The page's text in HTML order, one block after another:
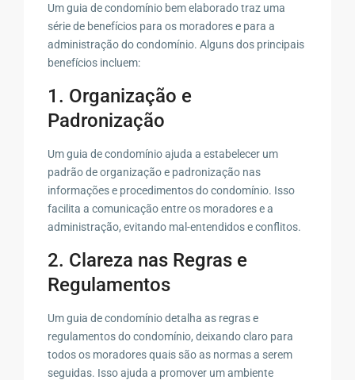
Um guia de condomínio bem elaborado traz uma
série de benefícios para os moradores e para a
administração do condomínio. Alguns dos principais
benefícios incluem:
1. Organização e
Padronização
Um guia de condomínio ajuda a estabelecer um
padrão de organização e padronização nas
informações e procedimentos do condomínio. Isso
facilita a comunicação entre os moradores e a
administração, evitando mal-entendidos e conflitos.
2. Clareza nas Regras e
Regulamentos
Um guia de condomínio detalha as regras e
regulamentos do condomínio, deixando claro para
todos os moradores quais são as normas a serem
seguidas. Isso ajuda a promover um ambiente